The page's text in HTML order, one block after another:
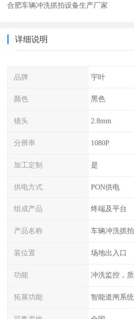
合肥车辆冲洗抓拍设备生产厂家
详细说明
品牌 宇叶
颜色 黑色
镜头 2.8mm
分辨率 1080P
加工定制 是
供电方式 PON供电
组成产品 终端及平台
产品名称 车辆冲洗抓拍
装位置 场地出入口
功能
拓展功能